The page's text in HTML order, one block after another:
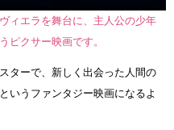
ィエラを舞台に、主人公の少年
ピクサー映画です。
ターで、新しく出会った人間の
いうファンタジー映画になるよ